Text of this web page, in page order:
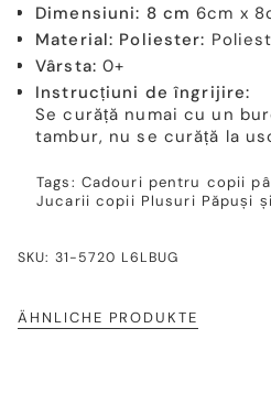
Dimensiuni: 8 cm 6cm x
Material: Poliester:
Vârsta: 0+
Instrucțiuni de îngrijire:
Se curăță numai cu un
tambur, nu se curăță la
Tags: Cadouri pentru copii
Jucarii copii Plusuri Păpuși
SKU: 31-5720 L6LBUG
ÄHNLICHE PRODUKTE